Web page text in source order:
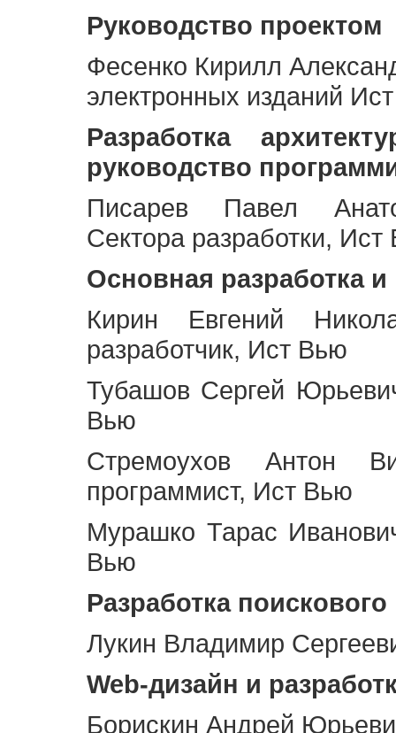
Руководство проектом
Фесенко Кирилл
электронных изданий
Разработка
руководство
Писарев Павел
Сектора разработки,
Основная разработка
Кирин Евгений
разработчик, Ист Вью
Тубашов Сергей
Вью
Стремоухов Антон
программист, Ист Вью
Мурашко Тарас
Вью
Разработка
Лукин Владимир
Web-дизайн и
Борискин Андрей